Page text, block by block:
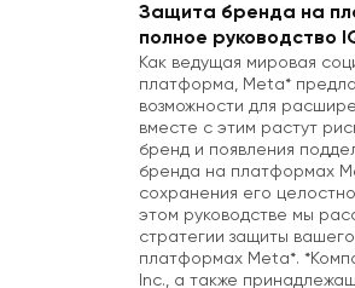
Защита бренда на
полное руководство
Как ведущая мировая
платформа, Meta*
возможности для
вместе с этим растут
бренд и появления
бренда на платформах
сохранения его
этом руководстве мы
стратегии защиты
платформах Meta*.
Inc., а также